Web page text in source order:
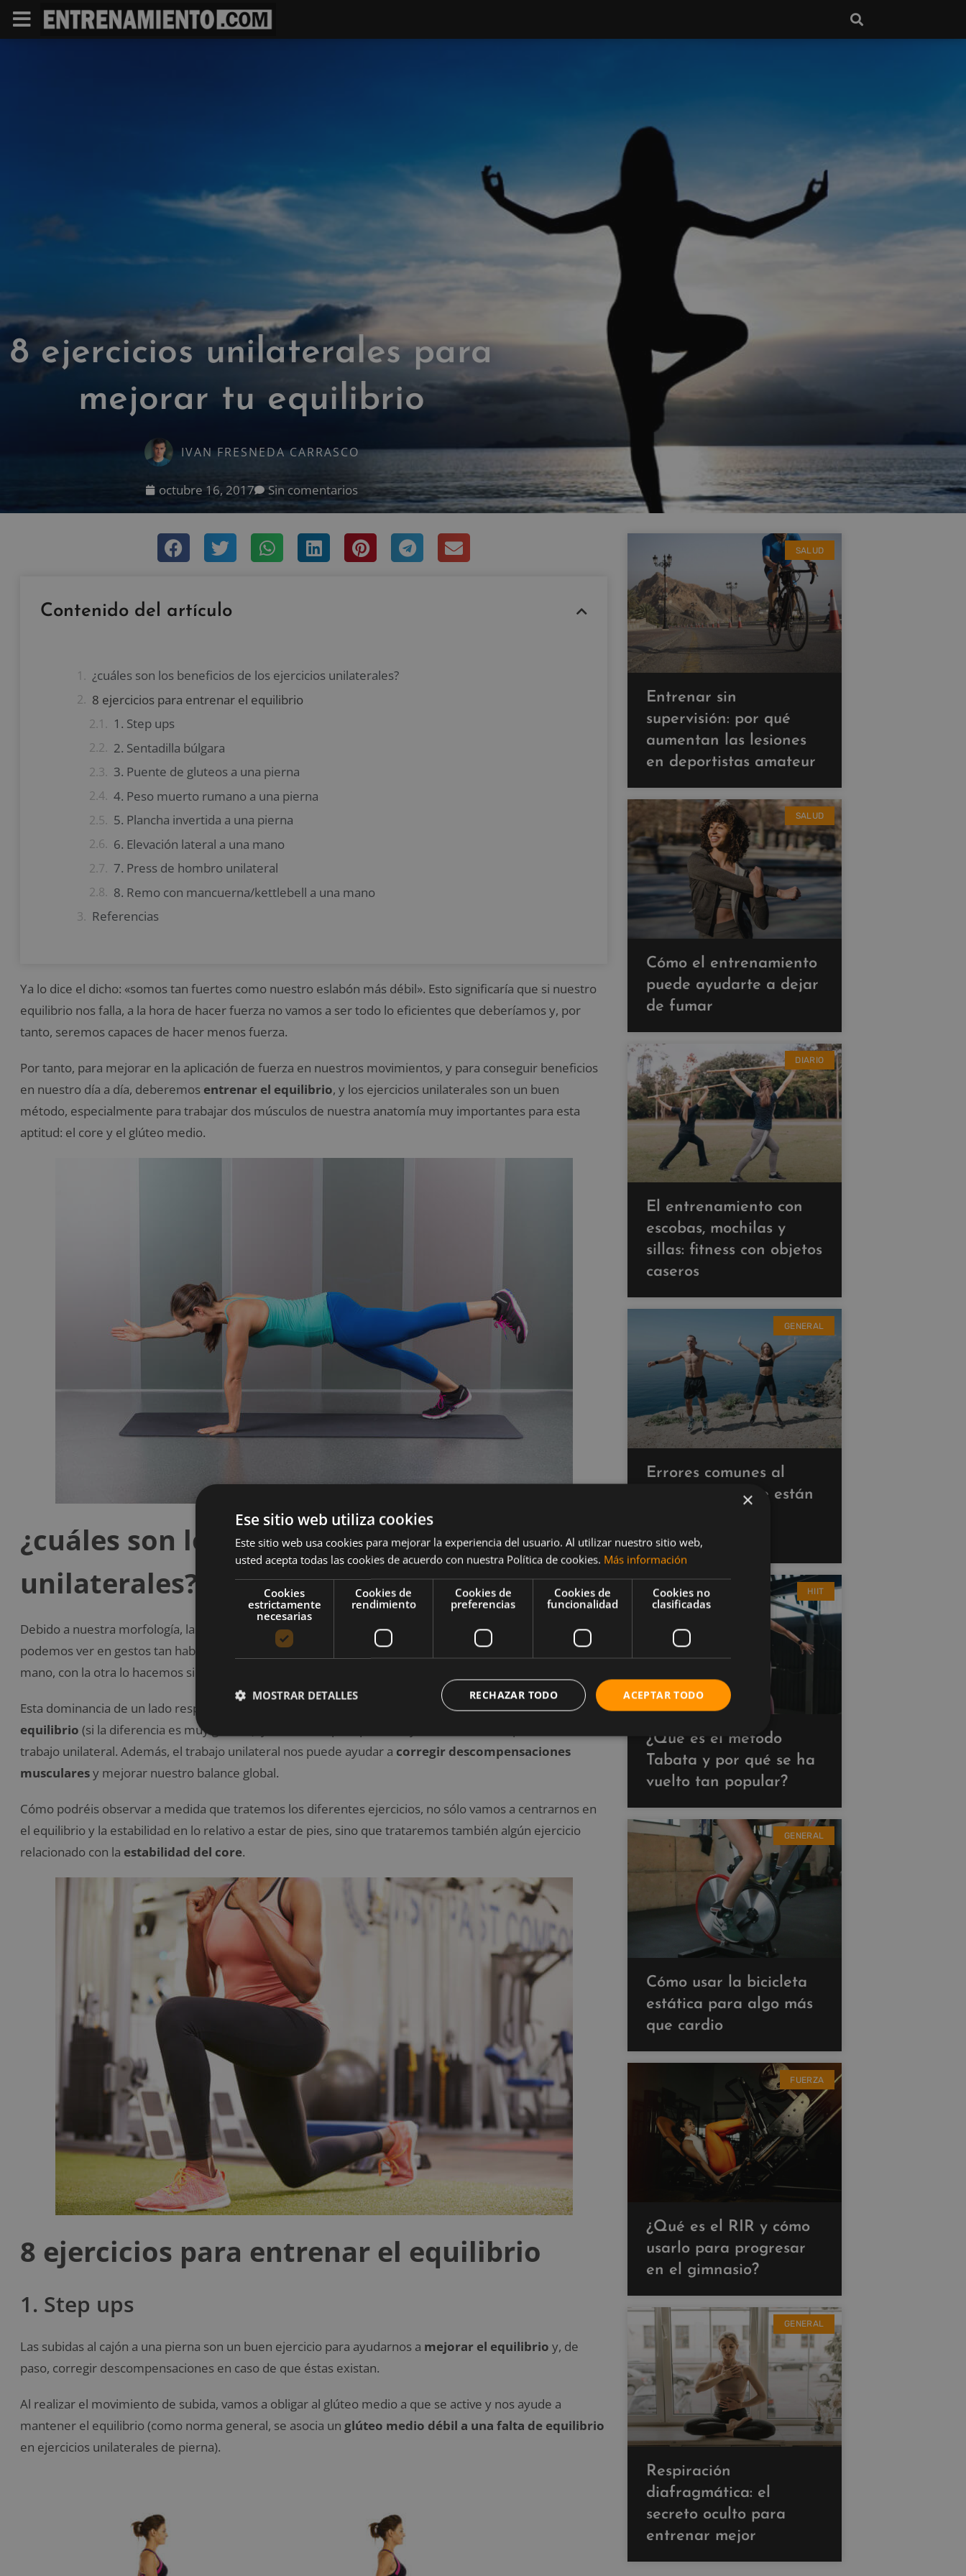
8 ejercicios unilaterales para
mejorar tu equilibrio
IVAN FRESNEDA CARRASCO
octubre 16, 2017 Sin comentarios
Contenido del artículo
¿cuáles son los beneficios de los ejercicios unilaterales?
8 ejercicios para entrenar el equilibrio
1. Step ups
2. Sentadilla búlgara
3. Puente de gluteos a una pierna
4. Peso muerto rumano a una pierna
5. Plancha invertida a una pierna
6. Elevación lateral a una mano
7. Press de hombro unilateral
8. Remo con mancuerna/kettlebell a una mano
Referencias
Ya lo dice el dicho: «somos tan fuertes como nuestro eslabón más débil». Esto significaría que si nuestro
equilibrio nos falla, a la hora de hacer fuerza no vamos a ser todo lo eficientes que deberíamos y, por
tanto, seremos capaces de hacer menos fuerza.
Por tanto, para mejorar en la aplicación de fuerza en nuestros movimientos, y para conseguir beneficios
en nuestro día a día, deberemos entrenar el equilibrio, y los ejercicios unilaterales son un buen
método, especialmente para trabajar dos músculos de nuestra anatomía muy importantes para esta
aptitud: el core y el glúteo medio.
¿cuáles son los beneficios de los ejercicios
unilaterales?
Debido a nuestra morfología, las personas tenemos un lado dominante (sea perceptible o no). Esto lo
podemos ver en gestos tan habituales como abrir un tarro de cristal: lo que a veces nos cuesta con una
mano, con la otra lo hacemos sin apenas problemas.
Esta dominancia de un lado respecto al otro, en casos agudos, puede traer consigoproblemas de
equilibrio (si la diferencia es muy grande), y la solución para prevenir y solucionar estos problemas es el
trabajo unilateral. Además, el trabajo unilateral nos puede ayudar a corregir descompensaciones
muscularesy mejorar nuestro balance global.
Cómo podréis observar a medida que tratemos los diferentes ejercicios, no sólo vamos a centrarnos en
el equilibrio y la estabilidad en lo relativo a estar de pies, sino que trataremos también algún ejercicio
relacionado con la estabilidad del core.
8 ejercicios para entrenar el equilibrio
1. Step ups
Las subidas al cajón a una pierna son un buen ejercicio para ayudarnos a mejorar el equilibrio y, de
paso, corregir descompensaciones en caso de que éstas existan.
Al realizar el movimiento de subida, vamos a obligar al glúteo medio a que se active y nos ayude a
mantener el equilibrio (como norma general, se asocia un glúteo medio débil a una falta de equilibrio
en ejercicios unilaterales de pierna).
SALUD
Entrenar sin
supervisión: por qué
aumentan las lesiones
en deportistas amateur
SALUD
Cómo el entrenamiento
puede ayudarte a dejar
de fumar
DIARIO
El entrenamiento con
escobas, mochilas y
sillas: fitness con objetos
caseros
GENERAL
Errores comunes al
hacer cardio que están
resultados
HIIT
¿Qué es el método
Tabata y por qué se ha
vuelto tan popular?
GENERAL
Cómo usar la bicicleta
estática para algo más
que cardio
FUERZA
¿Qué es el RIR y cómo
usarlo para progresar
en el gimnasio?
GENERAL
Respiración
diafragmática: el
secreto oculto para
entrenar mejor
×
Ese sitio web utiliza cookies
Este sitio web usa cookies para mejorar la experiencia del usuario. Al utilizar nuestro sitio web,
usted acepta todas las cookies de acuerdo con nuestra Política de cookies. Más información
Cookies
estrictamente
necesarias
Cookies de
rendimiento
Cookies de
preferencias
Cookies de
funcionalidad
Cookies no
clasificadas
ACEPTAR TODO
RECHAZAR TODO
MOSTRAR DETALLES